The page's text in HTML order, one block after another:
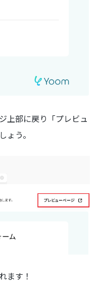
上部に戻り「プレビュ
ょう。
ます！